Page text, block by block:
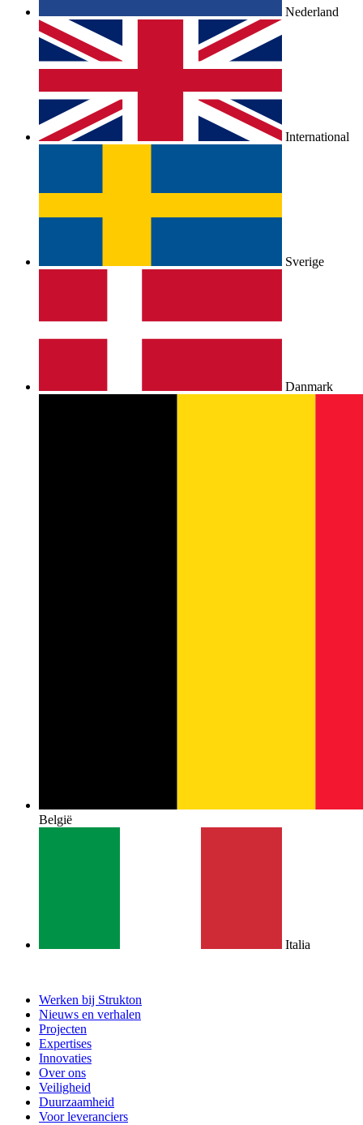
Nederland
International
Sverige
Danmark
België
Italia
Werken bij Strukton
Nieuws en verhalen
Projecten
Expertises
Innovaties
Over ons
Veiligheid
Duurzaamheid
Voor leveranciers